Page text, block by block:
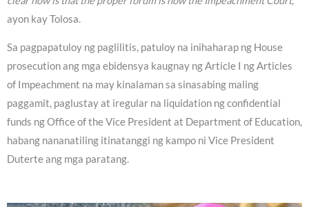
ayon kay Tolosa.
Sa pagpapatuloy ng paglilitis, patuloy na inihaharap ng House
prosecution ang mga ebidensya kaugnay ng Article I ng Articles
of Impeachment na may kinalaman sa sinasabing maling
paggamit, paglustay at iregular na liquidation ng confidential
funds ng Office of the Vice President at Department of Education,
habang nananatiling itinatanggi ng kampo ni Vice President
Duterte ang mga paratang.